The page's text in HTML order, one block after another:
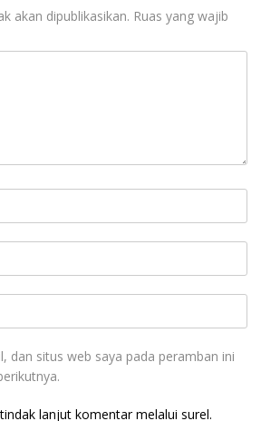
akan dipublikasikan. Ruas yang wajib
dan situs web saya pada peramban ini
lanjut komentar melalui surel.